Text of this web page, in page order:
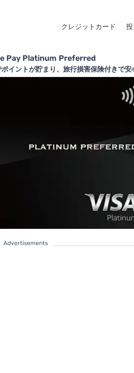
クレジットカード
Pay Platinum Preferred
イントが貯まり、旅行損害保険付きで安
Advertisements